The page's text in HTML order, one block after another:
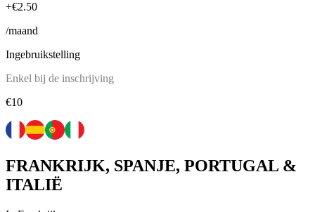
+€2.50
/maand
Ingebruikstelling
Enkel bij de inschrijving
€10
FRANKRIJK, SPANJE, PORTUGAL &
ITALIË